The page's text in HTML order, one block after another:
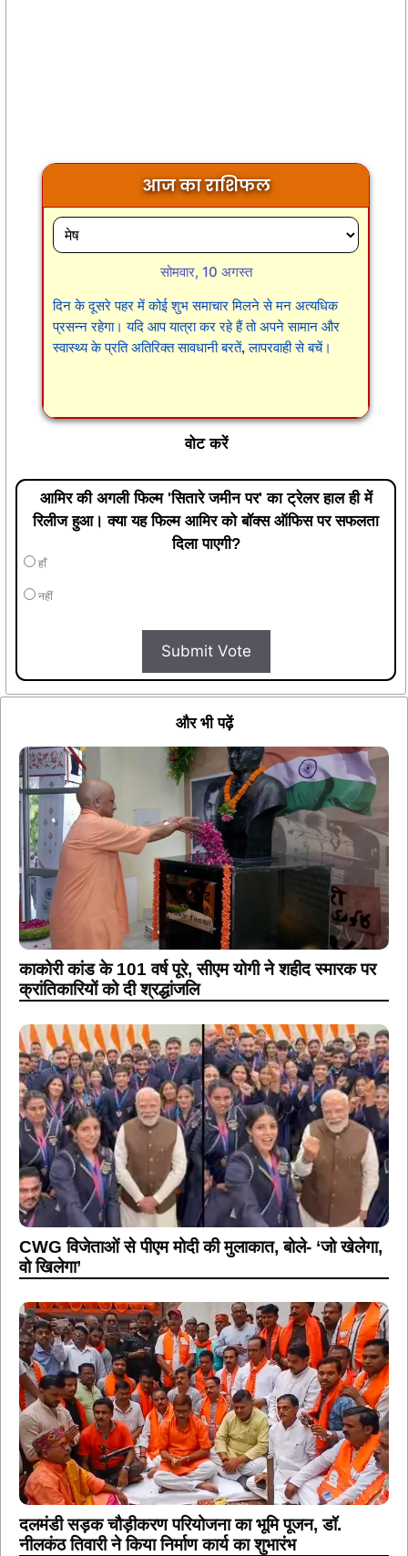
आज का राशिफल
सोमवार, 10 अगस्त
दिन के दूसरे पहर में कोई शुभ समाचार मिलने से मन अत्यधिक
प्रसन्न रहेगा। यदि आप यात्रा कर रहे हैं तो अपने सामान और
स्वास्थ्य के प्रति अतिरिक्त सावधानी बरतें, लापरवाही से बचें।
वोट करें
आमिर की अगली फिल्म 'सितारे जमीन पर' का ट्रेलर हाल ही में
रिलीज हुआ। क्या यह फिल्म आमिर को बॉक्स ऑफिस पर सफलता
दिला पाएगी?
हाँ
नहीं
Submit Vote
और भी पढ़ें
काकोरी कांड के 101 वर्ष पूरे, सीएम योगी ने शहीद स्मारक पर
क्रांतिकारियों को दी श्रद्धांजलि
CWG विजेताओं से पीएम मोदी की मुलाकात, बोले- ‘जो खेलेगा,
वो खिलेगा’
दलमंडी सड़क चौड़ीकरण परियोजना का भूमि पूजन, डॉ.
नीलकंठ तिवारी ने किया निर्माण कार्य का शुभारंभ